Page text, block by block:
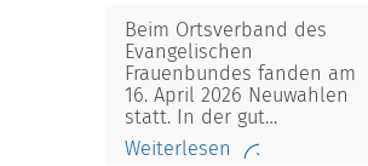
Beim Ortsverband des
Evangelischen
Frauenbundes fanden am
16. April 2026 Neuwahlen
statt. In der gut…
Weiterlesen